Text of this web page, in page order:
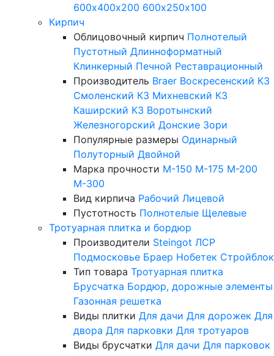
600х400х200 600х250х100
Кирпич
Облицовочный кирпич Полнотелый
Пустотный Длинноформатный
Клинкерный Печной Реставрационный
Производитель Braer Воскресенский КЗ
Смоленский КЗ Михневский КЗ
Каширский КЗ Воротынский
Железногорский Донские Зори
Популярные размеры Одинарный
Полуторный Двойной
Марка прочности М-150 М-175 М-200
М-300
Вид кирпича Рабочий Лицевой
Пустотность Полнотелые Щелевые
Тротуарная плитка и бордюр
Производители Steingot ЛСР
Подмосковье Браер Нобетек Стройблок
Тип товара Тротуарная плитка
Брусчатка Бордюр, дорожные элементы
Газонная решетка
Виды плитки Для дачи Для дорожек Для
двора Для парковки Для тротуаров
Виды брусчатки Для дачи Для парковок